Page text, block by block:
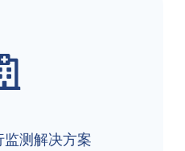
测解决方案